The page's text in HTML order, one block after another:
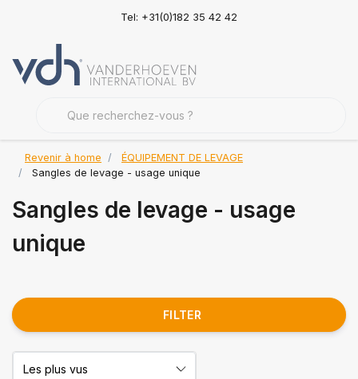
Tel: +31(0)182 35 42 42
Revenir à home
ÉQUIPEMENT DE LEVAGE
Sangles de levage - usage unique
Sangles de levage - usage
unique
FILTER